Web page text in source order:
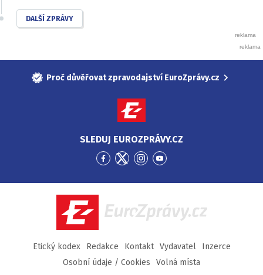
DALŠÍ ZPRÁVY
Proč důvěřovat zpravodajství EuroZprávy.cz
SLEDUJ EUROZPRÁVY.CZ
Přejít
Facebook
Přejít
Twitter
Přejít
Instagram
Přejít
YouTube
EuroZprávy.cz
Etický kodex Redakce Kontakt Vydavatel
Inzerce
Osobní údaje / Cookies
Volná místa